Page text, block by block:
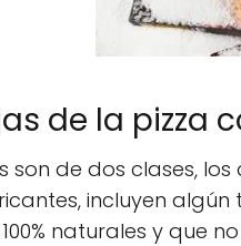
de la pizza
son de dos clases,
incluyen
naturales y que